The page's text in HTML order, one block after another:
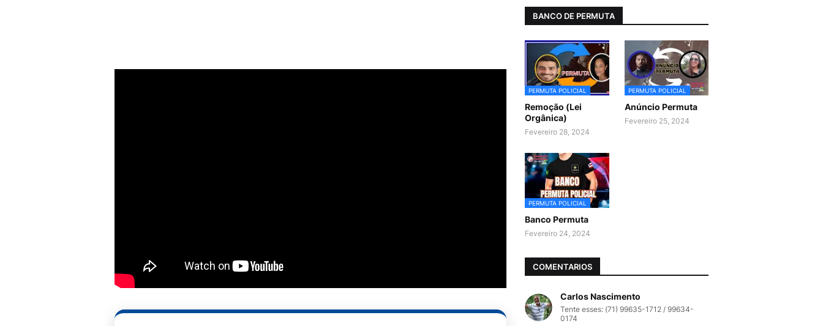
BANCO DE PERMUTA
PERMUTA POLICIAL
Remoção (Lei
Orgânica)
Fevereiro 28, 2024
PERMUTA POLICIAL
Anúncio Permuta
Fevereiro 25, 2024
PERMUTA POLICIAL
Banco Permuta
Fevereiro 24, 2024
COMENTARIOS
Carlos Nascimento
Tente esses: (71) 99635-1712 / 99634-
0174